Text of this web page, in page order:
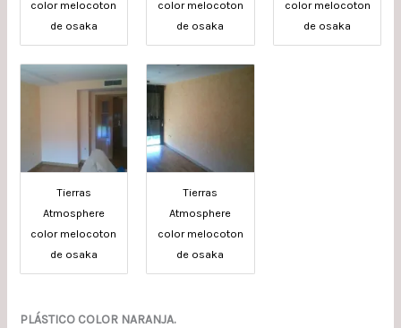
color melocoton
de osaka
color melocoton
de osaka
color melocoton
de osaka
Tierras
Atmosphere
color melocoton
de osaka
Tierras
Atmosphere
color melocoton
de osaka
PLÁSTICO COLOR NARANJA.